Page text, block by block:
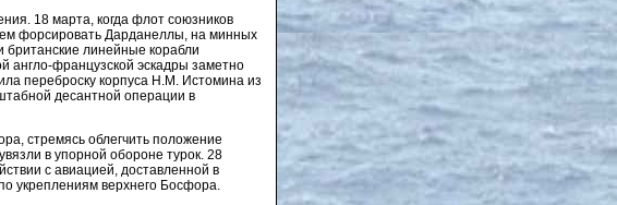
18 марта, когда флот союзников
форсировать Дарданеллы, на минных
линейные корабли
англо-французской эскадры заметно
переброску корпуса Н.М. Истомина из
десантной операции в
стремясь облегчить положение
в упорной обороне турок. 28
с авиацией, доставленной в
укреплениям верхнего Босфора.